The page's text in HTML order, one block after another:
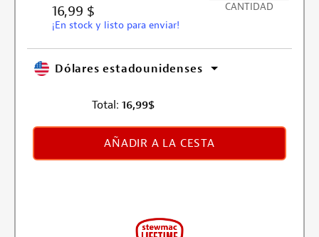
16,99 $
¡En stock y listo para enviar!
CANTIDAD
Dólares estadounidenses
Total: 16,99$
AÑADIR A LA CESTA